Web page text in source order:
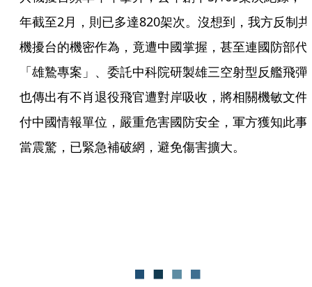
年截至2月，則已多達820架次。沒想到，我方反制共
機擾台的機密作為，竟遭中國掌握，甚至連國防部代
「雄鷙專案」、委託中科院研製雄三空射型反艦飛彈
也傳出有不肖退役飛官遭對岸吸收，將相關機敏文件
付中國情報單位，嚴重危害國防安全，軍方獲知此事
當震驚，已緊急補破網，避免傷害擴大。